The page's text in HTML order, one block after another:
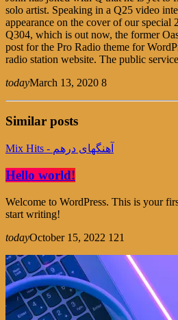
solo artist. Speaking in a Q25 video
appearance on the cover of our special
Q304, which is out now, the former
post for the Pro Radio theme for
radio station website. The public
todayMarch 13, 2020 8
Similar posts
Mix Hits - آهنگهای درهم
Hello world!
Welcome to WordPress. This is your
start writing!
todayOctober 15, 2022 121